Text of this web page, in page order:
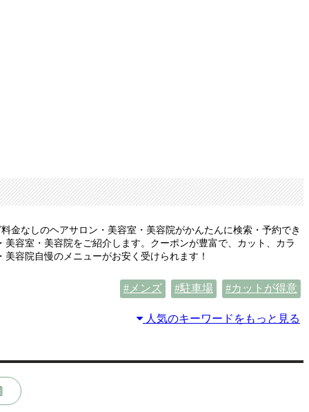
金なしのヘアサロン・美容室・美容院がかんたんに検索・予約でき
容室・美容院をご紹介します。クーポンが豊富で、カット、カラ
容院自慢のメニューがお安く受けられます！
メンズ 駐車場 カットが得意
人気のキーワードをもっと見る